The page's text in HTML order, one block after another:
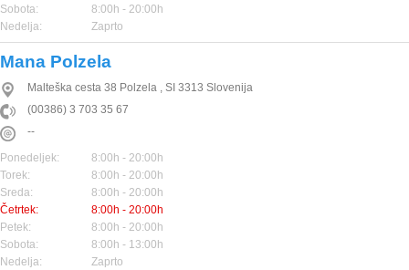
Sobota:
8:00h - 20:00h
Nedelja:
Zaprto
Mana Polzela
Malteška cesta 38 Polzela , SI 3313 Slovenija
(00386) 3 703 35 67
--
Ponedeljek:
8:00h - 20:00h
Torek:
8:00h - 20:00h
Sreda:
8:00h - 20:00h
Četrtek:
8:00h - 20:00h
Petek:
8:00h - 20:00h
Sobota:
8:00h - 13:00h
Nedelja:
Zaprto